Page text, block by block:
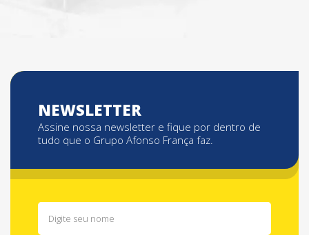
NEWSLETTER
Assine nossa newsletter e fique por dentro de
tudo que o Grupo Afonso França faz.